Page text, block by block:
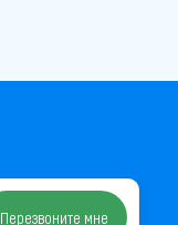
Перезвоните мне